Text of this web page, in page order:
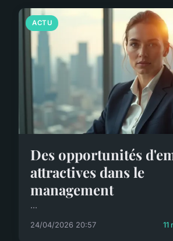
ACTU
Des opportunités
attractives dans le
management
...
24/04/2026 20:57